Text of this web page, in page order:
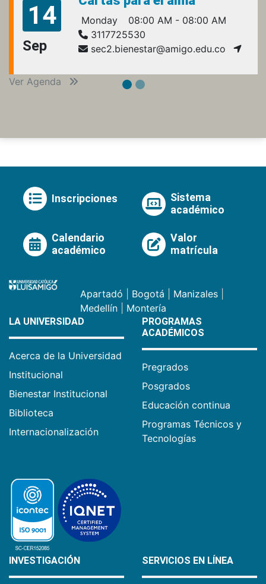
14
Sep
Monday
08:00 AM - 08:00 AM
3117725530
sec2.bienestar@amigo.edu.co
Ver Agenda
Inscripciones
Sistema
académico
Calendario
académico
Valor
matrícula
Apartadó Bogotá Manizales
Medellín
Montería
LA UNIVERSIDAD
Acerca de la Universidad
Institucional
Bienestar Institucional
Biblioteca
Internacionalización
PROGRAMAS
ACADÉMICOS
Pregrados
Posgrados
Educación continua
Programas Técnicos y
Tecnologías
INVESTIGACIÓN SERVICIOS EN LÍNEA